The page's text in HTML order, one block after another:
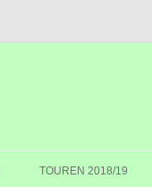
TOUREN 2018/19